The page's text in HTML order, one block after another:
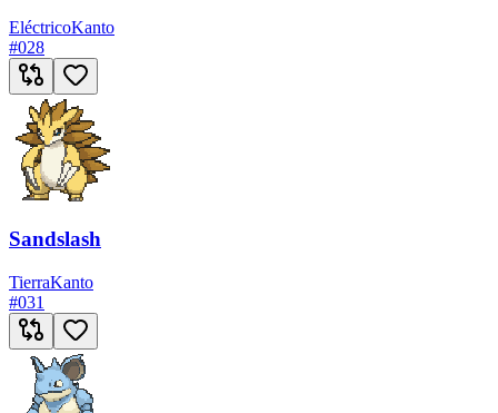
EléctricoKanto
#028
Sandslash
TierraKanto
#031